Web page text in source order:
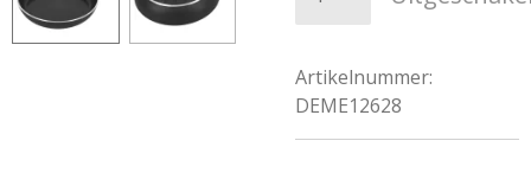
Artikelnummer:
DEME12628